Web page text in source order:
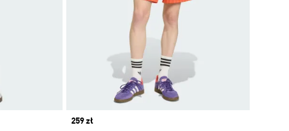
Price
259 zł